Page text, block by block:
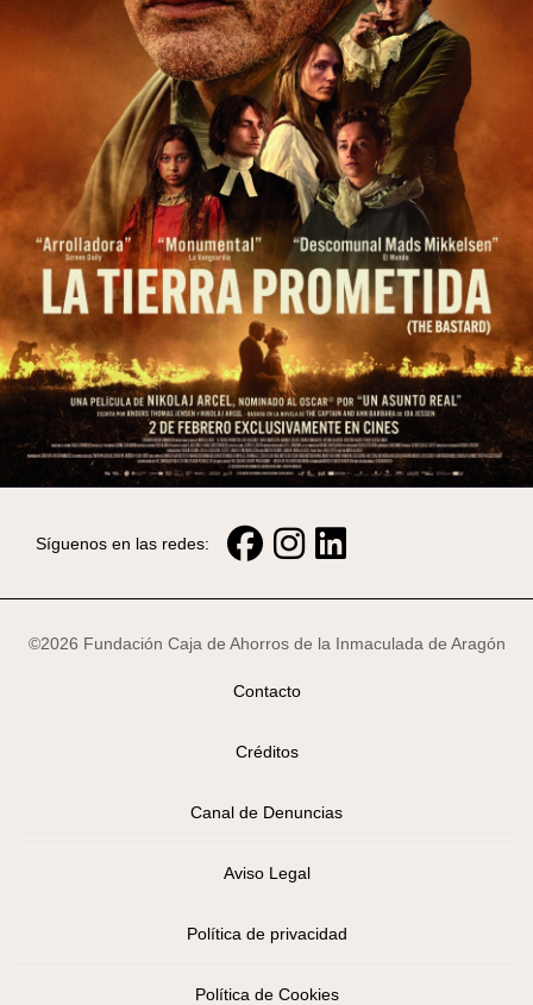
Síguenos en las redes:
©2026 Fundación Caja de Ahorros de la Inmaculada de Aragón
Contacto
Créditos
Canal de Denuncias
Aviso Legal
Política de privacidad
Política de Cookies